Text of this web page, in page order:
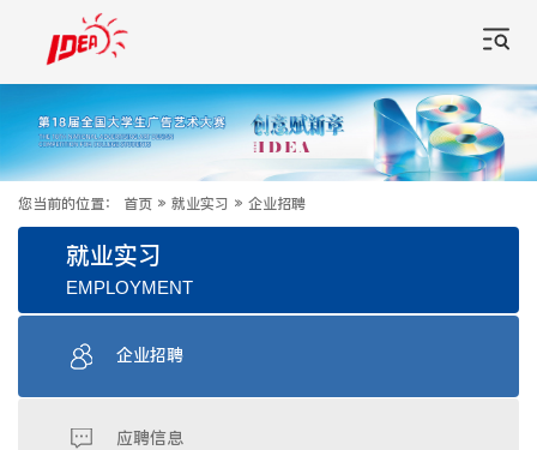
您当前的位置： 首页 » 就业实习 » 企业招聘
就业实习
EMPLOYMENT
企业招聘
应聘信息